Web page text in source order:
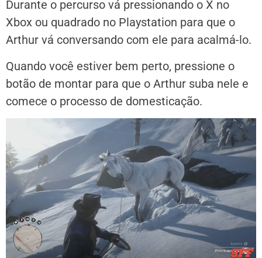
Durante o percurso vá pressionando o X no
Xbox ou quadrado no Playstation para que o
Arthur vá conversando com ele para acalmá-lo.
Quando você estiver bem perto, pressione o
botão de montar para que o Arthur suba nele e
comece o processo de domesticação.